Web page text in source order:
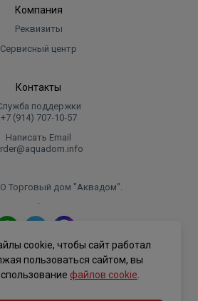
Компания
Реквизиты
Сервисный центр
Контакты
поддержки
+7 (914) 707‑10‑57
Написать Email
Торговый дом "Аквадом".
.
конфиденциальности
cookie, чтобы сайт работал
пользоваться сайтом, вы
файлов cookie